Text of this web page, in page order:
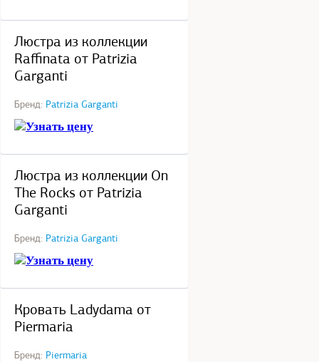
Люстра из коллекции
Raffinata от Patrizia
Garganti
Бренд: Patrizia Garganti
Узнать цену
Люстра из коллекции On
The Rocks от Patrizia
Garganti
Бренд: Patrizia Garganti
Узнать цену
Кровать Ladydama от
Piermaria
Бренд: Piermaria